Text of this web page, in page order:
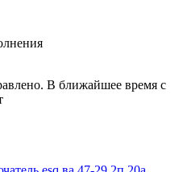
В ближайшее время с